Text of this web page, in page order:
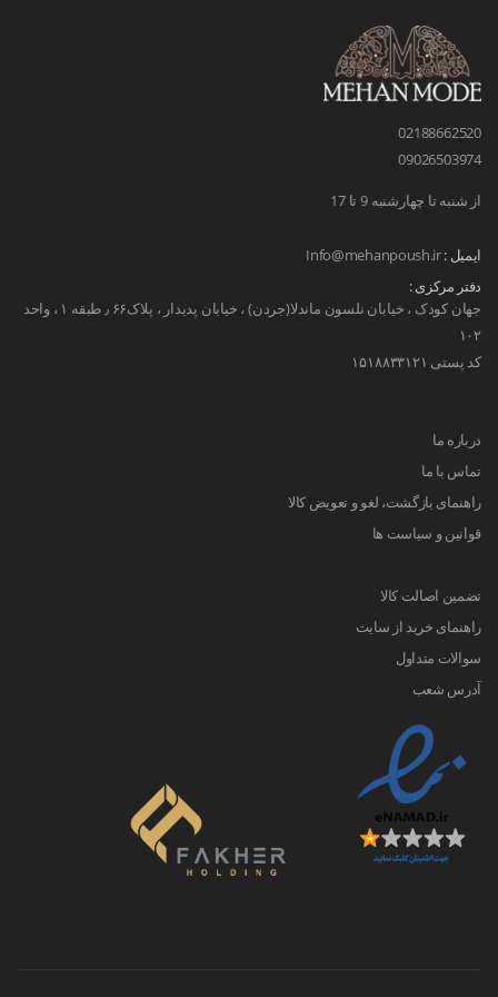
02188662520
09026503974
از شنبه تا چهارشنبه 9 تا 17
ایمیل :Info@mehanpoush.ir
دفتر مرکزی :
جهان کودک ، خیابان نلسون ماندلا(جردن) ، خیابان پدیدار ، پلاک۶۶ ٫ طبقه ۱ ، واحد
۱۰۲
کد پستی ۱۵۱۸۸۳۳۱۲۱
درباره ما
تماس با ما
راهنمای بازگشت، لغو و تعویض کالا
قوانین و سیاست ها
تضمین اصالت کالا
راهنمای خرید از سایت
سوالات متداول
آدرس شعب